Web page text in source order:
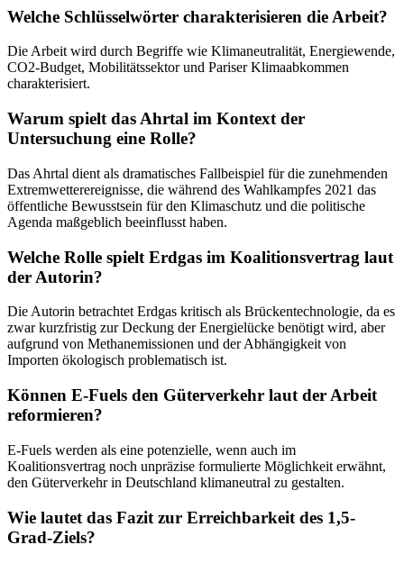
Welche Schlüsselwörter charakterisieren die Arbeit?
Die Arbeit wird durch Begriffe wie Klimaneutralität, Energiewende,
CO2-Budget, Mobilitätssektor und Pariser Klimaabkommen
charakterisiert.
Warum spielt das Ahrtal im Kontext der
Untersuchung eine Rolle?
Das Ahrtal dient als dramatisches Fallbeispiel für die zunehmenden
Extremwetterereignisse, die während des Wahlkampfes 2021 das
öffentliche Bewusstsein für den Klimaschutz und die politische
Agenda maßgeblich beeinflusst haben.
Welche Rolle spielt Erdgas im Koalitionsvertrag laut
der Autorin?
Die Autorin betrachtet Erdgas kritisch als Brückentechnologie, da es
zwar kurzfristig zur Deckung der Energielücke benötigt wird, aber
aufgrund von Methanemissionen und der Abhängigkeit von
Importen ökologisch problematisch ist.
Können E-Fuels den Güterverkehr laut der Arbeit
reformieren?
E-Fuels werden als eine potenzielle, wenn auch im
Koalitionsvertrag noch unpräzise formulierte Möglichkeit erwähnt,
den Güterverkehr in Deutschland klimaneutral zu gestalten.
Wie lautet das Fazit zur Erreichbarkeit des 1,5-
Grad-Ziels?